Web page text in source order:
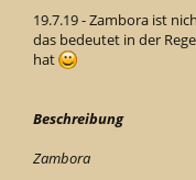
19.7.19 - Zambora ist
das bedeutet in der
hat
Beschreibung
Zambora